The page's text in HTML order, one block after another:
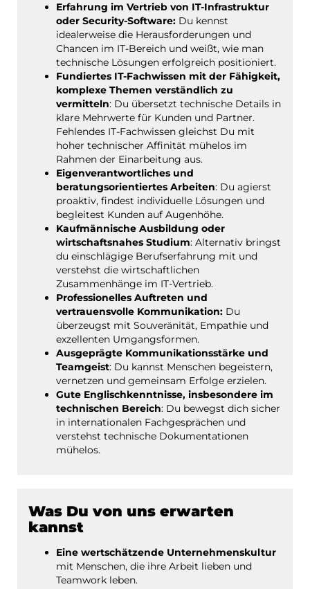
Erfahrung im Vertrieb von IT-Infrastruktur
oder Security-Software: Du kennst
idealerweise die Herausforderungen und
Chancen im IT-Bereich und weißt, wie man
technische Lösungen erfolgreich positioniert.
Fundiertes IT-Fachwissen mit der Fähigkeit,
komplexe Themen verständlich zu
vermitteln: Du übersetzt technische Details in
klare Mehrwerte für Kunden und Partner.
Fehlendes IT-Fachwissen gleichst Du mit
hoher technischer Affinität mühelos im
Rahmen der Einarbeitung aus.
Eigenverantwortliches und
beratungsorientiertes Arbeiten: Du agierst
proaktiv, findest individuelle Lösungen und
begleitest Kunden auf Augenhöhe.
Kaufmännische Ausbildung oder
wirtschaftsnahes Studium: Alternativ bringst
du einschlägige Berufserfahrung mit und
verstehst die wirtschaftlichen
Zusammenhänge im IT-Vertrieb.
Professionelles Auftreten und
vertrauensvolle Kommunikation: Du
überzeugst mit Souveränität, Empathie und
exzellenten Umgangsformen.
Ausgeprägte Kommunikationsstärke und
Teamgeist: Du kannst Menschen begeistern,
vernetzen und gemeinsam Erfolge erzielen.
Gute Englischkenntnisse, insbesondere im
technischen Bereich: Du bewegst dich sicher
in internationalen Fachgesprächen und
verstehst technische Dokumentationen
mühelos.
Was Du von uns erwarten
kannst
Eine wertschätzende Unternehmenskultur
mit Menschen, die ihre Arbeit lieben und
Teamwork leben.